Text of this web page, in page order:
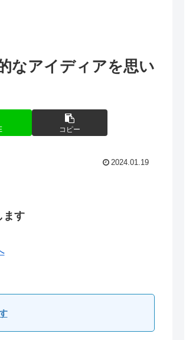
なアイディアを思い
コピー
2024.01.19
ます